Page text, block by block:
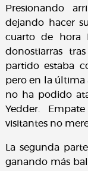
Presionando
dejando hacer
cuarto de hora
donostiarras
partido estaba
pero en la última
no ha podido
Yedder.
visitantes no
La segunda
ganando más